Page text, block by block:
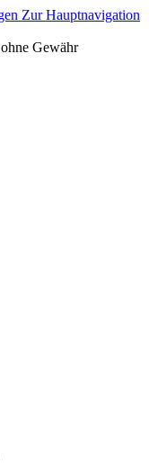
Zur Hauptnavigation
Gewähr